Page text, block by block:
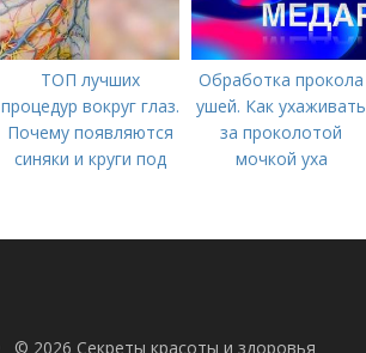
ТОП лучших
процедур вокруг глаз.
Почему появляются
синяки и круги под
Обработка прокола
ушей. Как ухаживать
за проколотой
мочкой уха
© 2026 Секреты красоты и здоровья